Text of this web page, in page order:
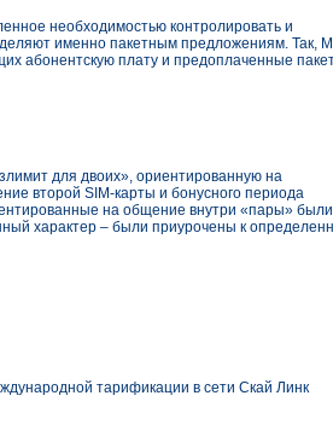
необходимостью контролировать и
именно пакетным предложениям. Так,
абонентскую плату и предоплаченные
для двоих», ориентированную на
второй SIM-карты и бонусного периода
на общение внутри «пары» были
характер – были приурочены к
тарификации в сети Скай Линк